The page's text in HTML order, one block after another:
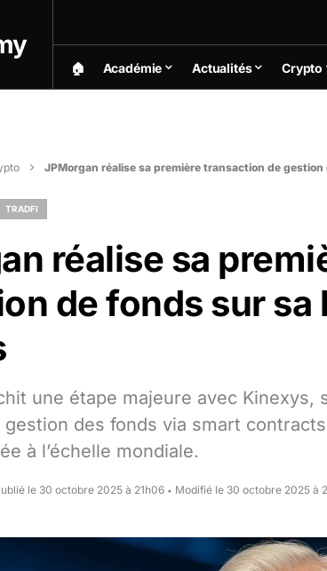
🏠︎ Académie Actualités Crypto
JPMorgan réalise sa première transaction de
TRADFI
réalise sa
de fonds sur
une étape majeure avec Kinexys,
des fonds via smart
à l’échelle mondiale.
le 30 octobre 2025 à 21h06 • Modifié le 30 octobre 2025 à